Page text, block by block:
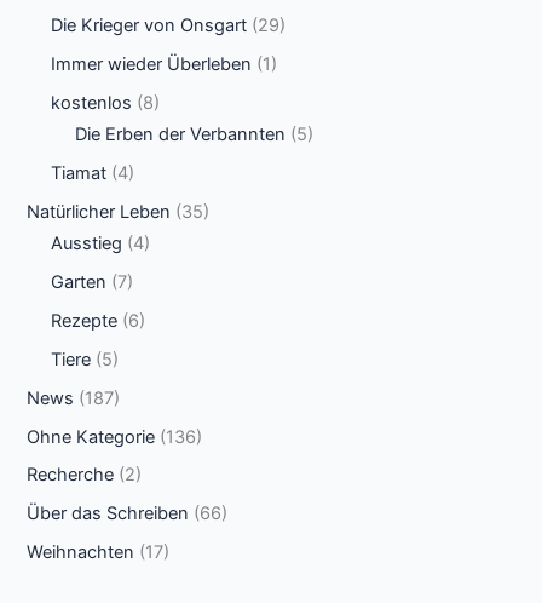
Die Krieger von Onsgart (29)
Immer wieder Überleben (1)
kostenlos (8)
Die Erben der Verbannten (5)
Tiamat (4)
Natürlicher Leben (35)
Ausstieg (4)
Garten (7)
Rezepte (6)
Tiere (5)
News (187)
Ohne Kategorie (136)
Recherche (2)
Über das Schreiben (66)
Weihnachten (17)